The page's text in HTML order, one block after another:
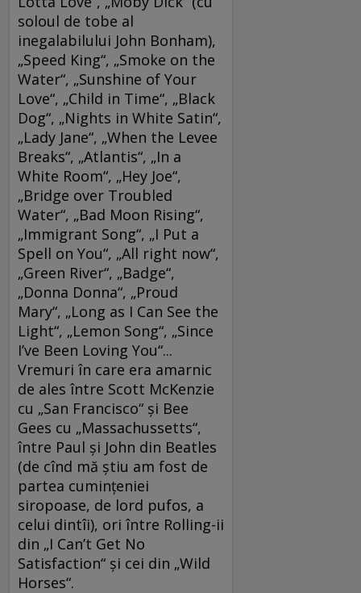
soloul de tobe al
inegalabilului John Bonham),
„Speed King“, „Smoke on the
Water“, „Sunshine of Your
Love“, „Child in Time“, „Black
Dog“, „Nights in White Satin“,
„Lady Jane“, „When the Levee
Breaks“, „Atlantis“, „In a
White Room“, „Hey Joe“,
„Bridge over Troubled
Water“, „Bad Moon Rising“,
„Immigrant Song“, „I Put a
Spell on You“, „All right now“,
„Green River“, „Badge“,
„Donna Donna“, „Proud
Mary“, „Long as I Can See the
Light“, „Lemon Song“, „Since
I’ve Been Loving You“...
Vremuri în care era amarnic
de ales între Scott McKenzie
cu „San Francisco“ şi Bee
Gees cu „Massachussetts“,
între Paul şi John din Beatles
(de cînd mă ştiu am fost de
partea cuminţeniei
siropoase, de lord pufos, a
celui dintîi), ori între Rolling-ii
din „I Can’t Get No
Satisfaction“ şi cei din „Wild
Horses“.